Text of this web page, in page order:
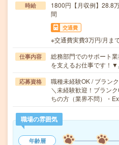
時給
1800円【月収例】28.8
間
交通費
※交通費実費3万円/月ま
仕事内容
総務部門でのサポート
を支えるお仕事です！
応募資格
職種未経験OK / ブラン
＼未経験歓迎！ブラン
ちの方（業界不問）・
職場の雰囲気
年齢層